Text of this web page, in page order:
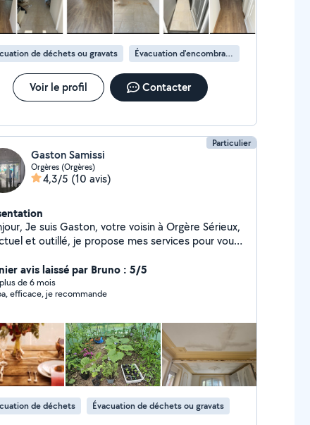
de déchets ou gravats Évacuation d'encombrants
Voir le profil Contacter
Particulier
Gaston Samissi
Orgères (Orgères)
4,3/5 (10 avis)
voisin à Orgère Sérieux,
et outillé, je propose mes services pour vous
Rennes Sud et les communes environnantes
Chartres-de Bretagne, Pont-Péan). Bricolage:
de meubles, pose d'étagère, changement de
taille de haies, nettoyage haute pression.
& Manutention: Aide au déménagement,
d'objets encombrants. Pourquoi me choisir
sognè et respect des délais. Matériel
à disposition. Réponse rapide à vos
à me contater pour discuter
besion. À bientôt!"
avis laissé par Bruno : 5/5
de 6 mois
efficace, je recommande
de déchets Évacuation de déchets ou gravats